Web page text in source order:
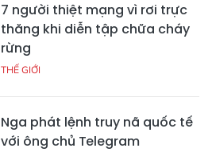
7 người thiệt mạng vì rơi trực
thăng khi diễn tập chữa cháy
rừng
THẾ GIỚI
Nga phát lệnh truy nã quốc tế
với ông chủ Telegram